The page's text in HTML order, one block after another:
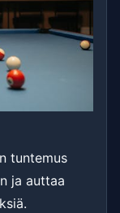
tuntemus
ja auttaa